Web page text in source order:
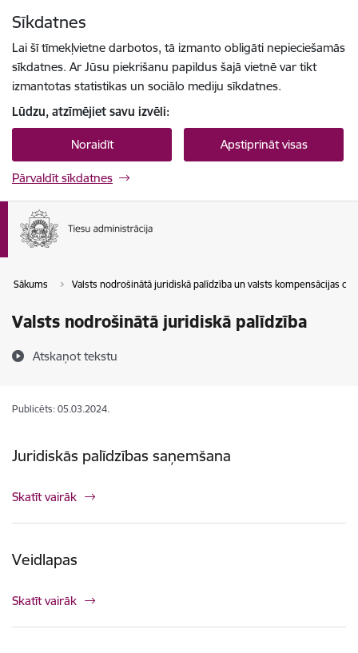
Sīkdatnes
Lai šī tīmekļvietne darbotos, tā izmanto obligāti nepieciešamās
sīkdatnes. Ar Jūsu piekrišanu papildus šajā vietnē var tikt
izmantotas statistikas un sociālo mediju sīkdatnes.
Lūdzu, atzīmējiet savu izvēli:
Noraidīt Apstiprināt visas
Pārvaldīt sīkdatnes
Sākums Valsts nodrošinātā juridiskā palīdzība un valsts kompensācijas
Valsts nodrošinātā juridiskā palīdzība
Atskaņot tekstu
Publicēts: 05.03.2024.
Juridiskās palīdzības saņemšana
Skatīt vairāk
Veidlapas
Skatīt vairāk